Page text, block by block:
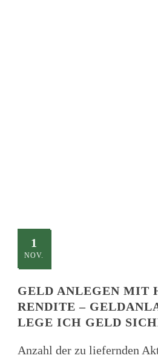
1
NOV.
GELD ANLEGEN MIT
RENDITE –
LEGE ICH GELD
Anzahl der zu liefernden